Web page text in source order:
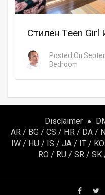
Стилен Teen Girl
Posted On
Bedroom
Disclaimer
AR/ BG/ CS / HR/ DA/
IW/ HU/ IS / JA/ IT/ KO
RO / RU / SR / SK